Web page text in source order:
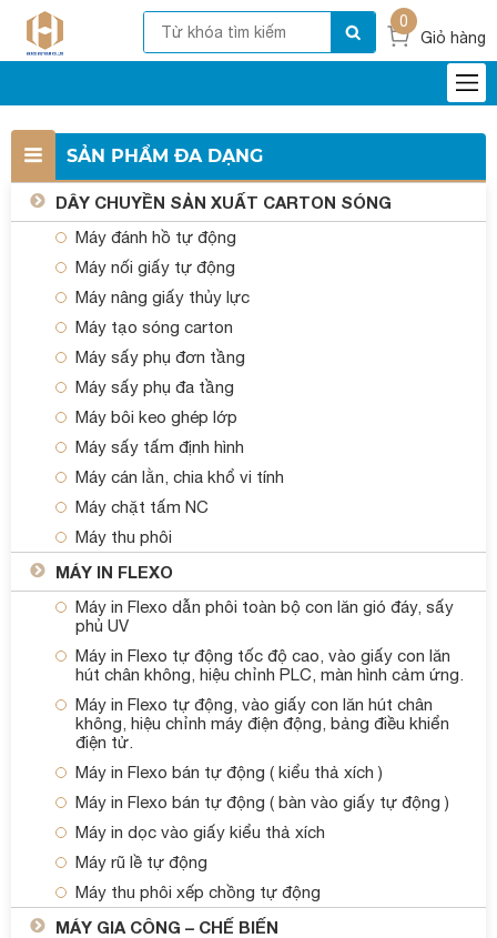
0
Giỏ hàng
SẢN PHẨM ĐA DẠNG
DÂY CHUYỀN SẢN XUẤT CARTON SÓNG
Máy đánh hồ tự động
Máy nối giấy tự động
Máy nâng giấy thủy lực
Máy tạo sóng carton
Máy sấy phụ đơn tầng
Máy sấy phụ đa tầng
Máy bôi keo ghép lớp
Máy sấy tấm định hình
Máy cán lằn, chia khổ vi tính
Máy chặt tấm NC
Máy thu phôi
MÁY IN FLEXO
Máy in Flexo dẫn phôi toàn bộ con lăn gió đáy, sấy
phủ UV
Máy in Flexo tự động tốc độ cao, vào giấy con lăn
hút chân không, hiệu chỉnh PLC, màn hình cảm ứng.
Máy in Flexo tự động, vào giấy con lăn hút chân
không, hiệu chỉnh máy điện động, bảng điều khiển
điện tử.
Máy in Flexo bán tự động ( kiểu thả xích )
Máy in Flexo bán tự động ( bàn vào giấy tự động )
Máy in dọc vào giấy kiểu thả xích
Máy rũ lề tự động
Máy thu phôi xếp chồng tự động
MÁY GIA CÔNG – CHẾ BIẾN